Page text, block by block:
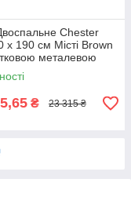
Chester
х 190 см Місті Brown
металевою
рамою
₴ 23 315 ₴